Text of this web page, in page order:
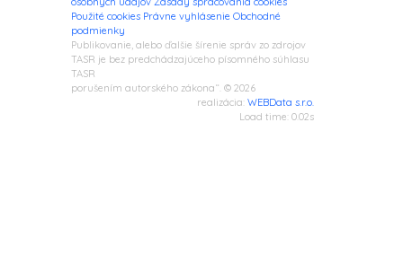
Použité cookies Právne vyhlásenie Obchodné
podmienky
Publikovanie, alebo ďalšie šírenie správ zo zdrojov
TASR je bez predchádzajúceho písomného súhlasu
TASR
porušením autorského zákona“. © 2026
realizácia: WEBData s.r.o.
Load time: 0.02s